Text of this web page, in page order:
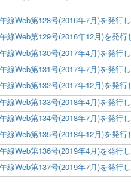
午線Web第128号(2016年7月)を発行
午線Web第129号(2016年12月)を発行
午線Web第130号(2017年4月)を発行
午線Web第131号(2017年7月)を発行
午線Web第132号(2017年12月)を発行
午線Web第133号(2018年4月)を発行
午線Web第134号(2018年7月)を発行
午線Web第135号(2018年12月)を発行
午線Web第136号(2019年4月)を発行
午線Web第137号(2019年7月)を発行